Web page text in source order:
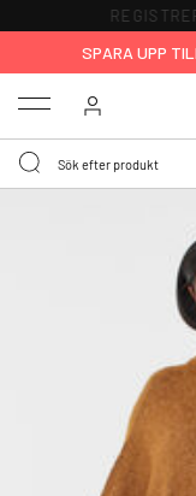
SPARA UPP
Menu